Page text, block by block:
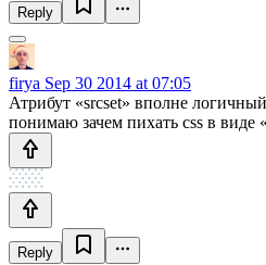
Reply
firya Sep 30 2014 at 07:05
Атрибут «srcset» вполне
понимаю зачем пихать css в виде
Reply